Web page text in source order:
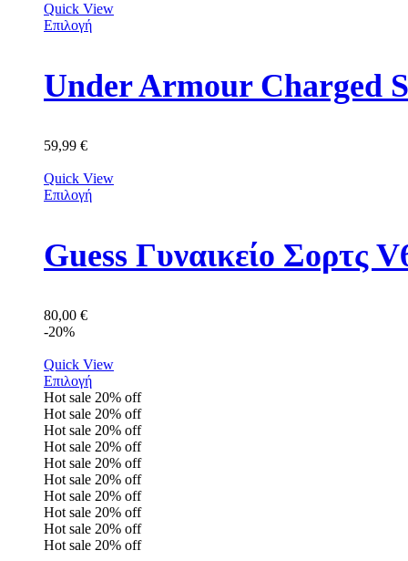
Quick View
Επιλογή
Under Armour Charged
59,99 €
Quick View
Επιλογή
Guess Γυναικείο Σορτς
80,00 €
-20%
Quick View
Επιλογή
Hot sale 20% off
Hot sale 20% off
Hot sale 20% off
Hot sale 20% off
Hot sale 20% off
Hot sale 20% off
Hot sale 20% off
Hot sale 20% off
Hot sale 20% off
Hot sale 20% off